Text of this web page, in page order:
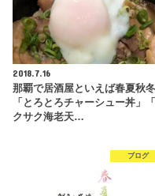
2018.7.16
那覇で居酒屋といえば春夏秋冬
「とろとろチャーシュー丼」
クサク海老天…
ブログ